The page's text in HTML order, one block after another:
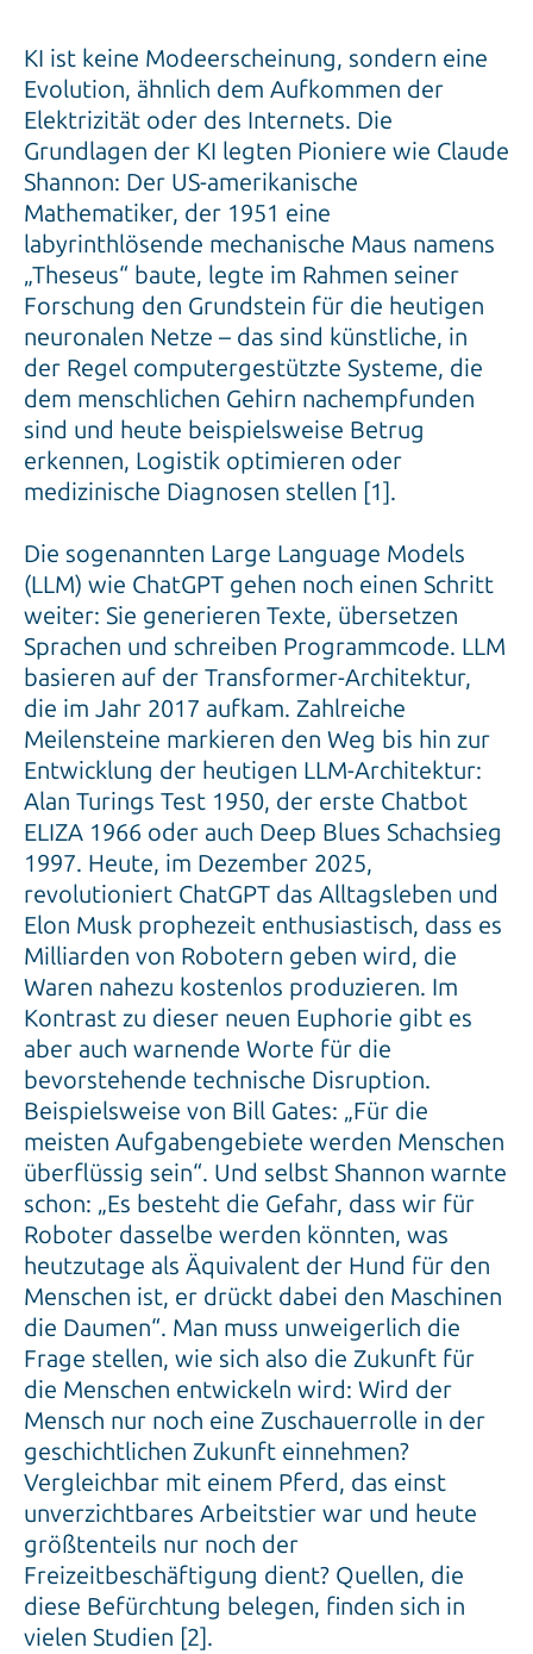
KI ist keine Modeerscheinung, sondern eine
Evolution, ähnlich dem Aufkommen der
Elektrizität oder des Internets. Die
Grundlagen der KI legten Pioniere wie Claude
Shannon: Der US-amerikanische
Mathematiker, der 1951 eine
labyrinthlösende mechanische Maus namens
„Theseus“ baute, legte im Rahmen seiner
Forschung den Grundstein für die heutigen
neuronalen Netze – das sind künstliche, in
der Regel computergestützte Systeme, die
dem menschlichen Gehirn nachempfunden
sind und heute beispielsweise Betrug
erkennen, Logistik optimieren oder
medizinische Diagnosen stellen [1].
Die sogenannten Large Language Models
(LLM) wie ChatGPT gehen noch einen Schritt
weiter: Sie generieren Texte, übersetzen
Sprachen und schreiben Programmcode. LLM
basieren auf der Transformer-Architektur,
die im Jahr 2017 aufkam. Zahlreiche
Meilensteine markieren den Weg bis hin zur
Entwicklung der heutigen LLM-Architektur:
Alan Turings Test 1950, der erste Chatbot
ELIZA 1966 oder auch Deep Blues Schachsieg
1997. Heute, im Dezember 2025,
revolutioniert ChatGPT das Alltagsleben und
Elon Musk prophezeit enthusiastisch, dass es
Milliarden von Robotern geben wird, die
Waren nahezu kostenlos produzieren. Im
Kontrast zu dieser neuen Euphorie gibt es
aber auch warnende Worte für die
bevorstehende technische Disruption.
Beispielsweise von Bill Gates: „Für die
meisten Aufgabengebiete werden Menschen
überflüssig sein“. Und selbst Shannon warnte
schon: „Es besteht die Gefahr, dass wir für
Roboter dasselbe werden könnten, was
heutzutage als Äquivalent der Hund für den
Menschen ist, er drückt dabei den Maschinen
die Daumen“. Man muss unweigerlich die
Frage stellen, wie sich also die Zukunft für
die Menschen entwickeln wird: Wird der
Mensch nur noch eine Zuschauerrolle in der
geschichtlichen Zukunft einnehmen?
Vergleichbar mit einem Pferd, das einst
unverzichtbares Arbeitstier war und heute
größtenteils nur noch der
Freizeitbeschäftigung dient? Quellen, die
diese Befürchtung belegen, finden sich in
vielen Studien [2].